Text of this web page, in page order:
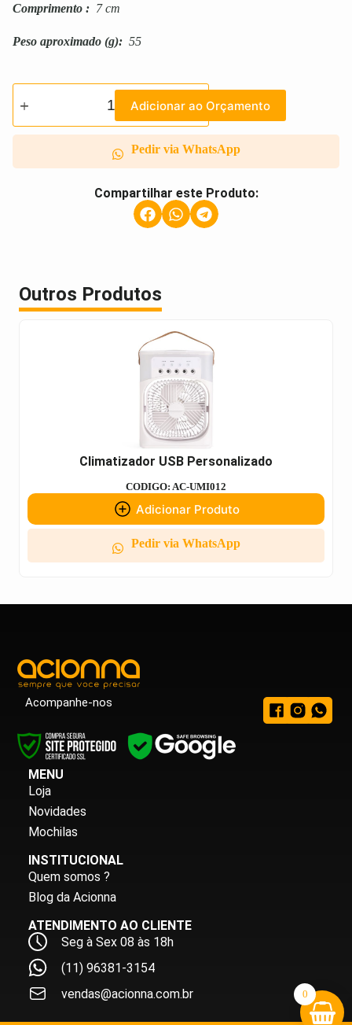
Comprimento : 7 cm
Peso aproximado (g): 55
Adicionar ao Orçamento
Pedir via WhatsApp
Compartilhar este Produto:
Outros Produtos
Climatizador USB Personalizado
CODIGO: AC-UMI012
Adicionar Produto
Pedir via WhatsApp
Acompanhe-nos
MENU
Loja
Novidades
Mochilas
INSTITUCIONAL
Quem somos ?
Blog da Acionna
ATENDIMENTO AO CLIENTE
Seg à Sex 08 às 18h
(11) 96381-3154
vendas@acionna.com.br
0